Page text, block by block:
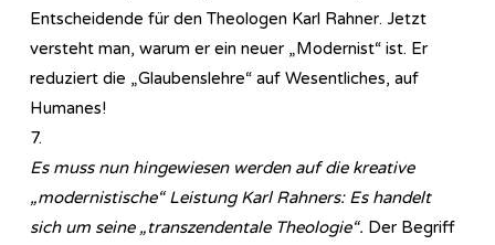
Entscheidende für den Theologen Karl Rahner. Jetzt
versteht man, warum er ein neuer „Modernist“ ist. Er
reduziert die „Glaubenslehre“ auf Wesentliches, auf
Humanes!
7.
Es muss nun hingewiesen werden auf die kreative
„modernistische“ Leistung Karl Rahners: Es handelt
sich um seine „transzendentale Theologie“. Der Begriff